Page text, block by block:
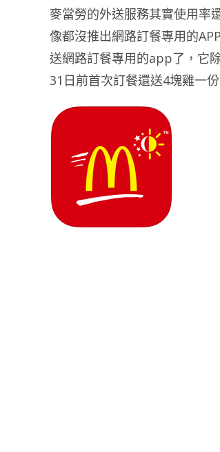
麥當勞的外送服務其實使用率
像都沒推出網路訂餐專用的
送網路訂餐專用的app了，它
31日前首次訂餐還送4塊雞一份